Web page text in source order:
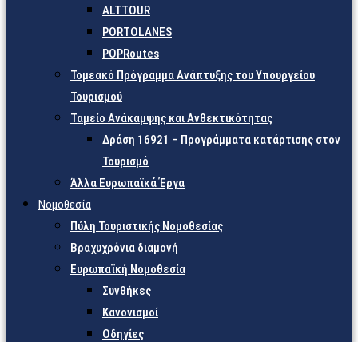
ALTTOUR
PORTOLANES
POPRoutes
Τομεακό Πρόγραμμα Ανάπτυξης του Υπουργείου
Τουρισμού
Ταμείο Ανάκαμψης και Ανθεκτικότητας
Δράση 16921 – Προγράμματα κατάρτισης στον
Τουρισμό
Άλλα Ευρωπαϊκά Έργα
Νομοθεσία
Πύλη Τουριστικής Νομοθεσίας
Βραχυχρόνια διαμονή
Ευρωπαϊκή Νομοθεσία
Συνθήκες
Κανονισμοί
Οδηγίες